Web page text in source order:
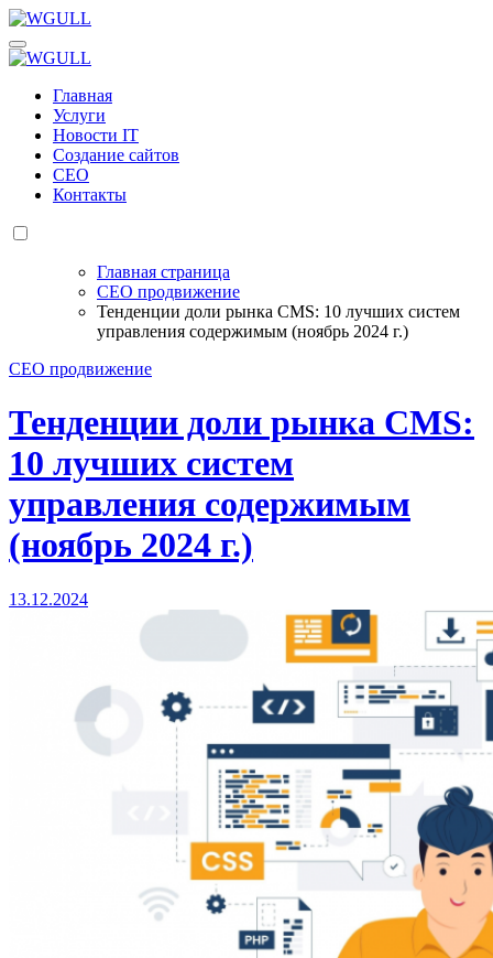
Перейти
к
содержанию
WGULL
Белая чайка - создание и продвижение сайтов
Белая чайка - создание и продвижение сайтов
Главная
Услуги
Новости IT
Создание сайтов
СЕО
Контакты
Главная страница
СЕО продвижение
Тенденции доли рынка CMS: 10 лучших систем
управления содержимым (ноябрь 2024 г.)
СЕО продвижение
Тенденции доли рынка CMS:
10 лучших систем
управления содержимым
(ноябрь 2024 г.)
13.12.2024